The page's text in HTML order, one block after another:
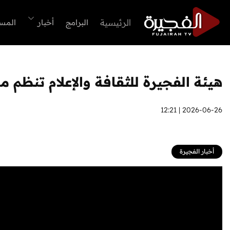
الرئيسية البرامج أخبار
هيئة الفجيرة للثقافة والإعلام
2026-06-26 | 12:21
أخبار الفجيرة